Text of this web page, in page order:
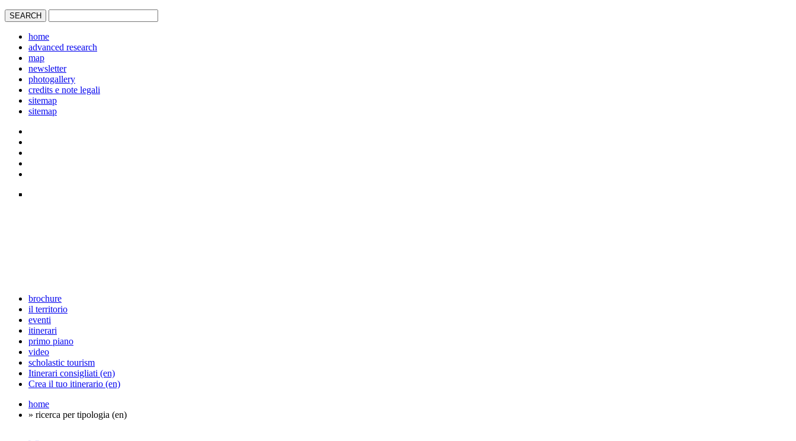
home
advanced research
map
newsletter
photogallery
credits e note legali
sitemap
sitemap
brochure
il territorio
eventi
itinerari
primo piano
video
scholastic tourism
Itinerari consigliati (en)
Crea il tuo itinerario (en)
home
» ricerca per tipologia (en)